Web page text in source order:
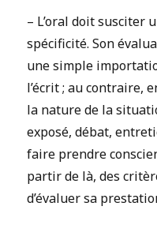
– L’oral doit susciter
spécificité. Son
une simple
l’écrit ; au contraire,
la nature de la
exposé, débat,
faire prendre
partir de là, des
d’évaluer sa